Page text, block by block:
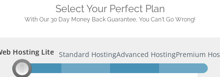
Select Your Perfect Plan
With Our 30 Day Money Back Guarantee, You Can't Go Wrong!
Hosting Lite
Web Hosting Lite Standard HostingAdvanced HostingPremium